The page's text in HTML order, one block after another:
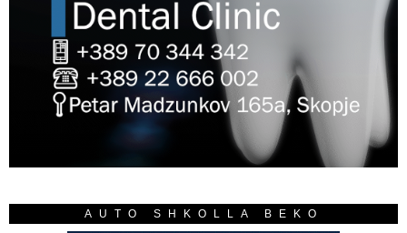
AUTO SHKOLLA BEKO